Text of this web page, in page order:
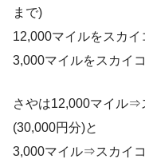
まで)
12,000マイルをスカ
3,000マイルをスカイ
さやは12,000マイル⇒
(30,000円分)と
3,000マイル⇒スカイ